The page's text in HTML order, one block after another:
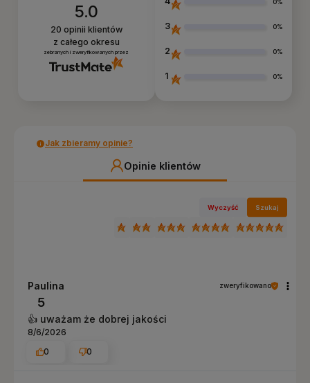
5.0
20 opinii klientów
z całego okresu
zebranych i zweryfikowanych przez
0%
3 0%
2 0%
1 0%
Jak zbieramy opinie?
Opinie klientów
Wyczyść Szukaj
Paulina zweryfikowano
5
👍️ uważam że dobrej jakości
8/6/2026
0
0